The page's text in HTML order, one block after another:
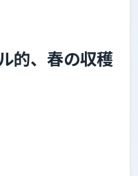
的、春の収穫